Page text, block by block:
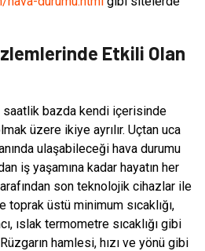
Etkili Olan
saatlik bazda kendi içerisinde
üzere ikiye ayrılır. Uçtan uca
ulaşabileceği hava durumu
iş yaşamına kadar hayatın her
son teknolojik cihazlar ile
üstü minimum sıcaklığı,
ıslak termometre sıcaklığı gibi
hamlesi, hızı ve yönü gibi